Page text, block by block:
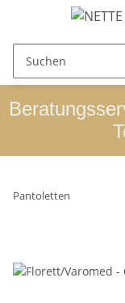
Pantoletten